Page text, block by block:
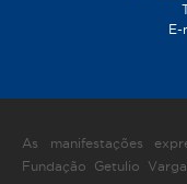
E-
As manifestações
Fundação Getulio